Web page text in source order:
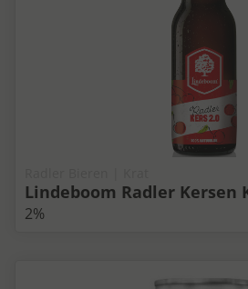
Lindeboom Radler Kersen
2%